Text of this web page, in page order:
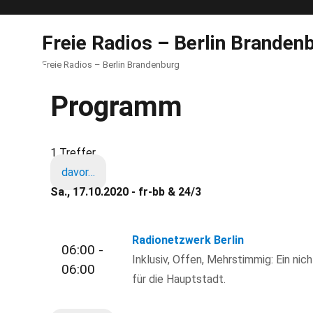
Freie Radios – Berlin
Freie Radios – Berlin Brandenburg
Programm
1 Treffer
davor…
Sa., 17.10.2020 - fr-bb & 24/3
06:00 -
06:00
Radionetzwerk Berlin
Inklusiv, Offen, Mehrstimmig: Ein
für die Hauptstadt.